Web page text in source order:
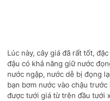
Lúc này, cây giá đã rất tốt,
đậu có khả năng giữ nước
nước ngập, nước dễ bị đọng
bạn bơm nước vào chậu
được tưới giá từ trên đầu tưới